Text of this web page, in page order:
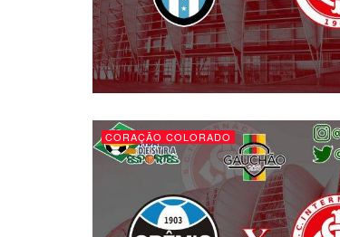
CORAÇÃO COLORADO